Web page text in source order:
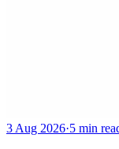
3 Aug 2026·5 min